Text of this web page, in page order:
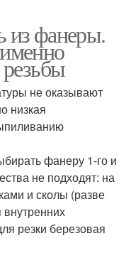
из фанеры.
не оказывают
низкая
фанеру 1-го и
не подходят: на
и сколы (разве
внутренних
резки березовая